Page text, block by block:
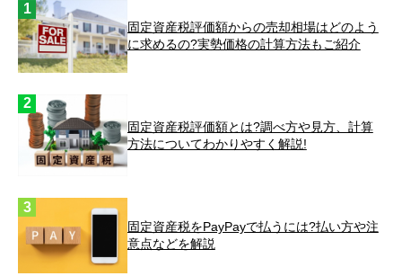
固定資産税評価額からの売却相場はどのよう
に求めるの?実勢価格の計算方法もご紹介
固定資産税評価額とは?調べ方や見方、計算
方法についてわかりやすく解説!
固定資産税をPayPayで払うには?払い方や注
意点などを解説